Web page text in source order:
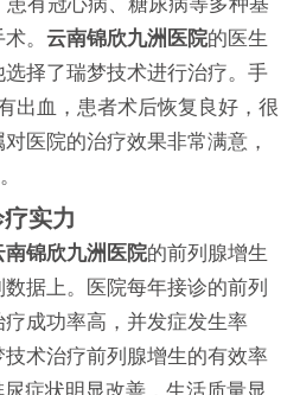
患有冠心病、糖尿病等多种基
术。云南锦欣九洲医院的医生
择了瑞梦技术进行治疗。手
出血，患者术后恢复良好，很
医院的治疗效果非常满意，
实力
南锦欣九洲医院的前列腺增生
据上。医院每年接诊的前列
成功率高，并发症发生率
术治疗前列腺增生的有效率